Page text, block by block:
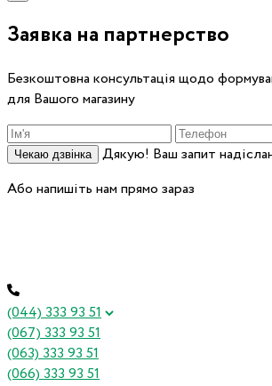
Заявка на партнерство
Безкоштовна консультація щодо
для Вашого магазину
Чекаю дзвінка
Дякую! Ваш запит
Або напишіть нам прямо зараз
(044) 333 93 51
(067) 333 93 51
(063) 333 93 51
(066) 333 93 51